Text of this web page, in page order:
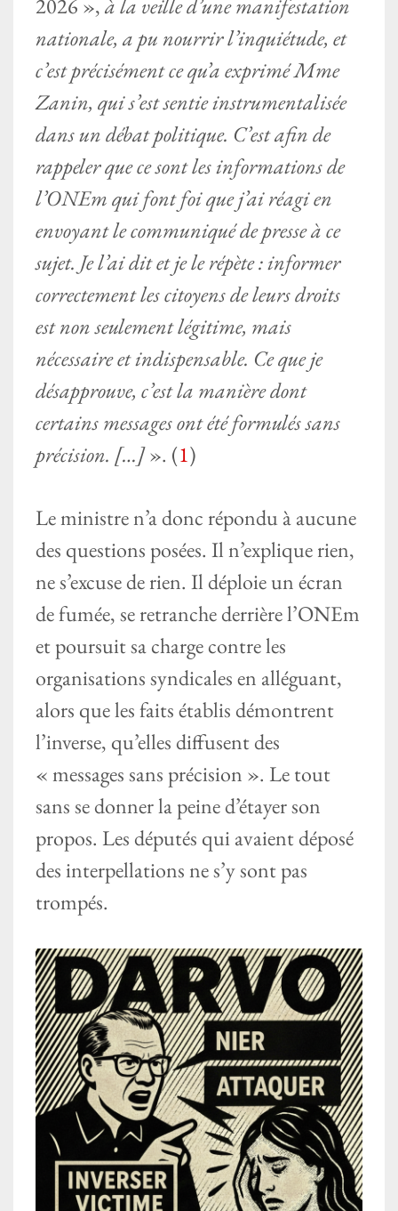
2026 »,à la veille d’une manifestation
nationale, a pu nourrir l’inquiétude, et
c’est précisément ce qu’a exprimé Mme
Zanin, qui s’est sentie instrumentalisée
dans un débat politique. C’est afin de
rappeler que ce sont les informations de
l’ONEm qui font foi que j’ai réagi en
envoyant le communiqué de presse à ce
sujet. Je l’ai dit et je le répète : informer
correctement les citoyens de leurs droits
est non seulement légitime, mais
nécessaire et indispensable. Ce que je
désapprouve, c’est la manière dont
certains messages ont été formulés sans
précision. […]». (1)
Le ministre n’a donc répondu à aucune
des questions posées. Il n’explique rien,
ne s’excuse de rien. Il déploie un écran
de fumée, se retranche derrière l’ONEm
et poursuit sa charge contre les
organisations syndicales en alléguant,
alors que les faits établis démontrent
l’inverse, qu’elles diffusent des
« messages sans précision ». Le tout
sans se donner la peine d’étayer son
propos. Les députés qui avaient déposé
des interpellations ne s’y sont pas
trompés.